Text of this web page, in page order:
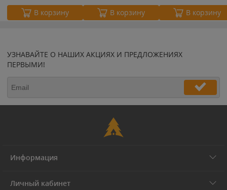
В корзину В корзину В корзину
УЗНАВАЙТЕ О НАШИХ АКЦИЯХ И ПРЕДЛОЖЕНИЯХ
ПЕРВЫМИ!
Информация
Личный кабинет